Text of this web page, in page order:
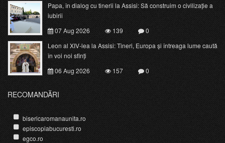
Papa, în dialog cu tinerii la Assisi: Să construim o civilizație a
iubirii
07 Aug 2026
139
0
Leon al XIV-lea la Assisi: Tineri, Europa și întreaga lume caută
în voi noi sfinți
06 Aug 2026
157 0
RECOMANDĂRI
bisericaromanaunita.ro
episcopiabucuresti.ro
egco.ro